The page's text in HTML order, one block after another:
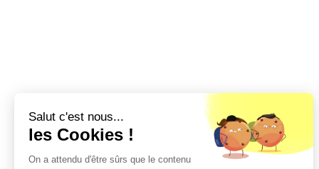
Salut c'est nous...
les Cookies !
On a attendu d'être sûrs que le contenu